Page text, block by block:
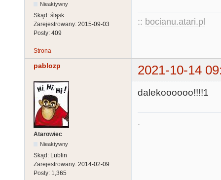
Nieaktywny
Skąd: śląsk
Zarejestrowany: 2015-09-03
Posty: 409
:: bocianu.atari.pl
Strona
pablozp 2021-10-14
Atarowiec
Nieaktywny
Skąd: Lublin
Zarejestrowany: 2014-02-09
Posty: 1,365
dalekoooooo!!!!1
.